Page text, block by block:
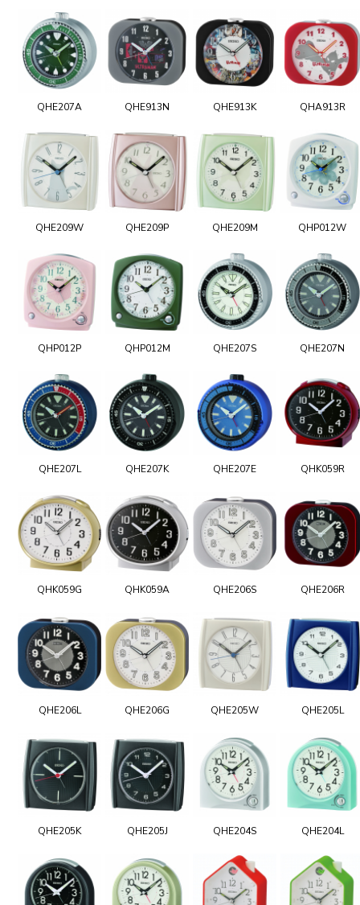
QHE207A QHE913N QHE913K QHA913R
QHE209W QHE209P QHE209M QHP012W
QHP012P QHP012M QHE207S QHE207N
QHE207L QHE207K QHE207E QHK059R
QHK059G QHK059A QHE206S QHE206R
QHE206L QHE206G QHE205W QHE205L
QHE205K QHE205J QHE204S QHE204L